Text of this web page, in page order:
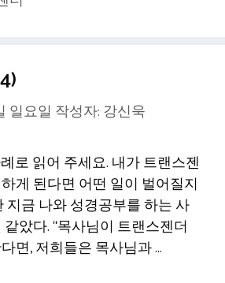
일요일 작성자: 강신욱
로 읽어 주세요. 내가 트랜스젠
게 된다면 어떤 일이 벌어질지
지금 나와 성경공부를 하는 사
았다. “목사님이 트랜스젠더
면, 저희들은 목사님과 …